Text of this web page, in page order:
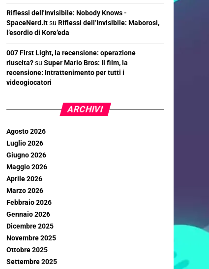
Riflessi dell'Invisibile: Nobody Knows -
SpaceNerd.itsu Riflessi dell’Invisibile: Maborosi,
l’esordio di Kore’eda
007 First Light, la recensione: operazione
riuscita?su Super Mario Bros: Il film, la
recensione: Intrattenimento per tutti i
videogiocatori
ARCHIVI
Agosto 2026
Luglio 2026
Giugno 2026
Maggio 2026
Aprile 2026
Marzo 2026
Febbraio 2026
Gennaio 2026
Dicembre 2025
Novembre 2025
Ottobre 2025
Settembre 2025